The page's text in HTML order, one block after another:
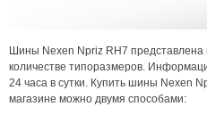
Шины Nexen Npriz RH7
количестве типоразмеров.
24 часа в сутки. Купить шины Nexen
магазине можно двумя способами: